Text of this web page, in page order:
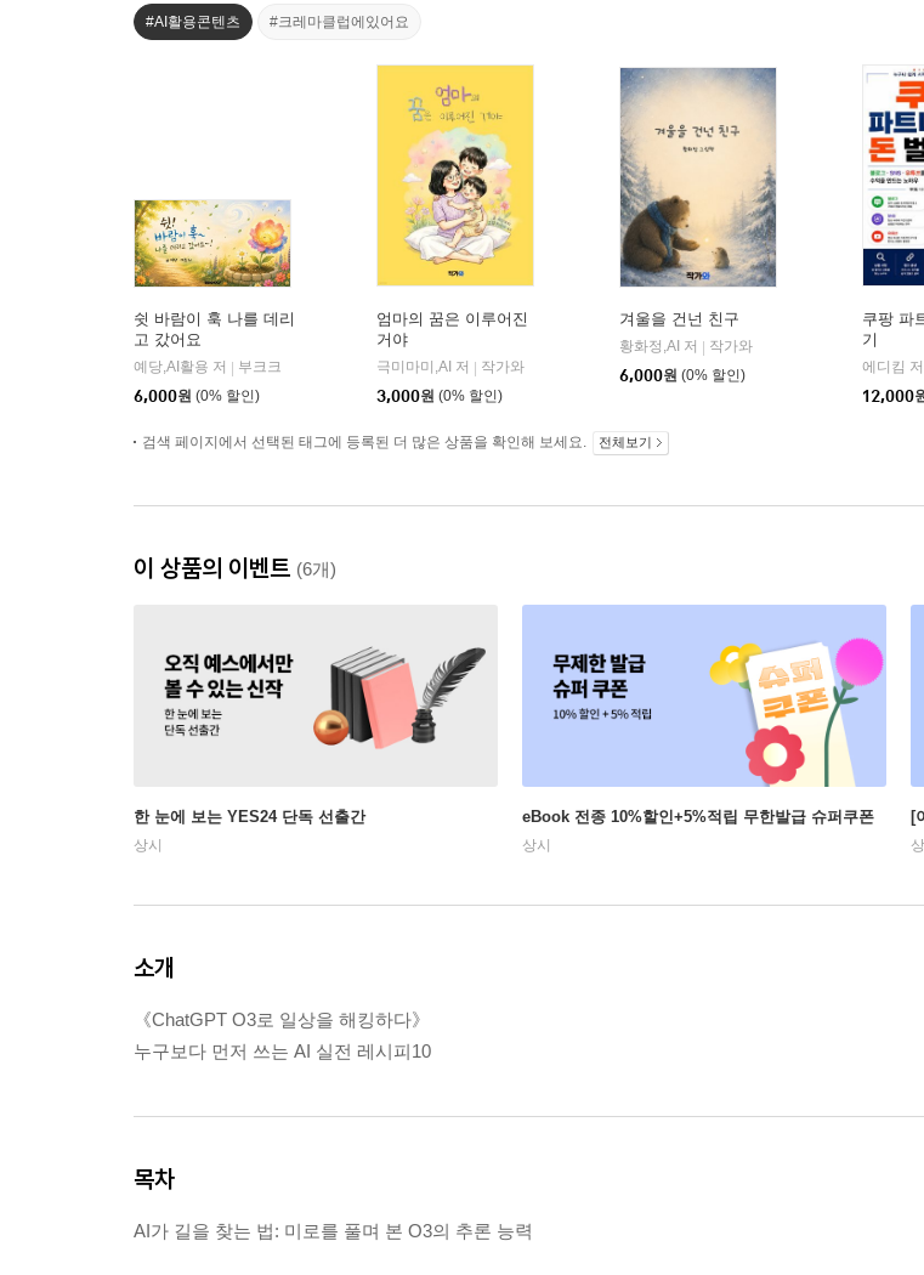
#AI활용콘텐츠 #크레마클럽에있어요
쉿 바람이 훅 나를 데리
고 갔어요
예당,AI활용 저 | 부크크
6,000원 (0% 할인)
엄마의 꿈은 이루어진
거야
극미마미,AI 저 | 작가와
3,000원 (0% 할인)
겨울을 건넌 친구
황화정,AI 저 | 작가와
6,000원 (0% 할인)
쿠팡 파
기
에디킴
12,000
검색 페이지에서 선택된 태그에 등록된 더 많은 상품을 확인해 보세요. 전체보기
이 상품의 이벤트 (6개)
한 눈에 보는 YES24 단독 선출간
상시
eBook 전종 10%할인+5%적립 무한발급 슈퍼쿠폰
상시
[
소개
《ChatGPT O3로 일상을 해킹하다》
누구보다 먼저 쓰는 AI 실전 레시피10
목차
AI가 길을 찾는 법: 미로를 풀며 본 O3의 추론 능력